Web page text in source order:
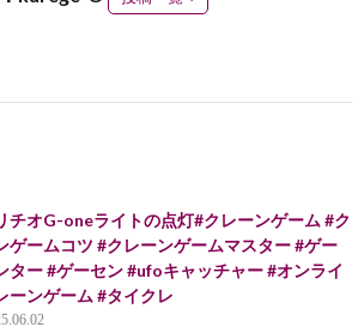
チオG-oneライトの点灯#クレーンゲーム #ク
ゲームコツ #クレーンゲームマスター #ゲー
ター #ゲーセン #ufoキャッチャー #オンライ
ーンゲーム #タイクレ